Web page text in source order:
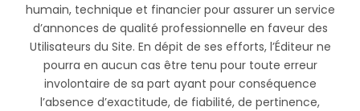
humain, technique et financier pour assurer un service
d’annonces de qualité professionnelle en faveur des
Utilisateurs du Site. En dépit de ses efforts, l’Éditeur ne
pourra en aucun cas être tenu pour toute erreur
involontaire de sa part ayant pour conséquence
l’absence d’exactitude, de fiabilité, de pertinence,